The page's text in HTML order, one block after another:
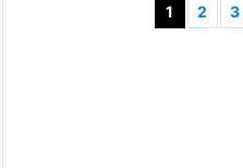
1 2 3